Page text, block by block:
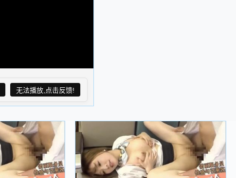
无法播放,点击反馈!